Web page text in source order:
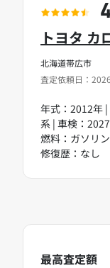
北海道帯広市
査定依頼日：
トヨタ カ
年式：2012年
系 | 車検：
燃料：ガソリ
修復歴：なし
最高査定額